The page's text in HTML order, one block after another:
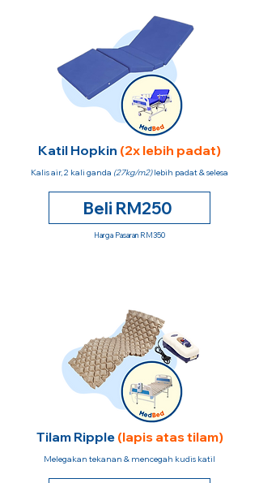
Katil Hopkin (2x lebih padat)
Kalis air, 2 kali ganda (27kg/m2)lebih padat & selesa
Beli RM250
Harga Pasaran RM350
Tilam Ripple (lapis atas tilam)
Melegakan tekanan & mencegah kudis katil